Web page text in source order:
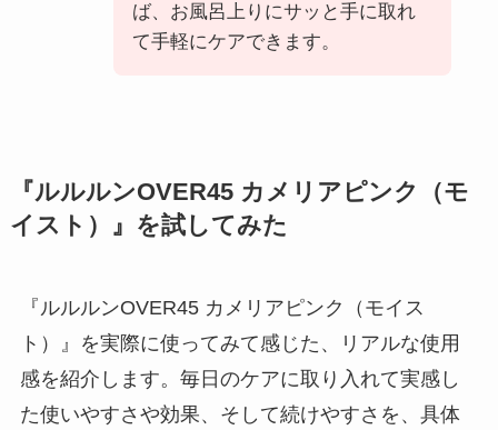
ば、お風呂上りにサッと手に取れ
て手軽にケアできます。
『ルルルンOVER45 カメリアピンク（モ
イスト）』を試してみた
『ルルルンOVER45 カメリアピンク（モイス
ト）』を実際に使ってみて感じた、リアルな使用
感を紹介します。毎日のケアに取り入れて実感し
た使いやすさや効果、そして続けやすさを、具体